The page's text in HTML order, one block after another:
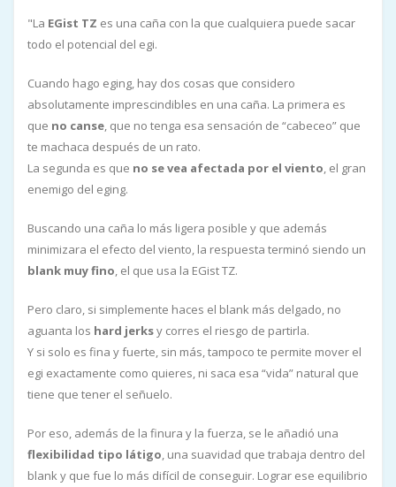
"La EGist TZ es una caña con la que cualquiera puede sacar
todo el potencial del egi.
Cuando hago eging, hay dos cosas que considero
absolutamente imprescindibles en una caña. La primera es
que no canse, que no tenga esa sensación de “cabeceo” que
te machaca después de un rato.
La segunda es que no se vea afectada por el viento, el gran
enemigo del eging.
Buscando una caña lo más ligera posible y que además
minimizara el efecto del viento, la respuesta terminó siendo un
blank muy fino, el que usa la EGist TZ.
Pero claro, si simplemente haces el blank más delgado, no
aguanta los hard jerksy corres el riesgo de partirla.
Y si solo es fina y fuerte, sin más, tampoco te permite mover el
egi exactamente como quieres, ni saca esa “vida” natural que
tiene que tener el señuelo.
Por eso, además de la finura y la fuerza, se le añadió una
flexibilidad tipo látigo, una suavidad que trabaja dentro del
blank y que fue lo más difícil de conseguir. Lograr ese equilibrio